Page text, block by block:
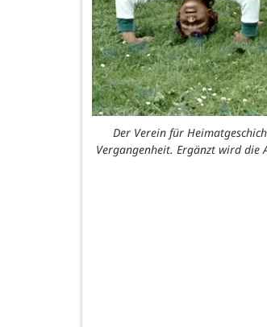
Der Verein für
Vergangenheit. Ergänzt wird die